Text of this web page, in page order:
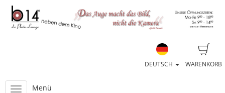
WARENKORB
DEUTSCH
Menü